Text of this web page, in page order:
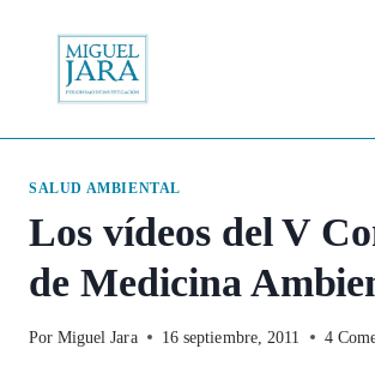
contenido
SALUD AMBIENTAL
Los vídeos del V
de Medicina
Por Miguel Jara 16 septiembre, 2011 4